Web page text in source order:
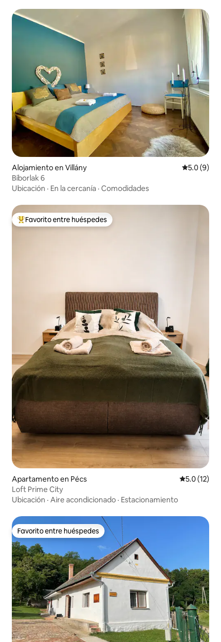
Alojamiento en Villány
5.0 (9)
Bíborlak 6
Ubicación · En la cercanía · Comodidades
Favorito entre huéspedes preferido
Favorito entre huéspedes
Apartamento en Pécs Calificación
5.0 (12)
Loft Prime City
Ubicación · Aire acondicionado · Estacionamiento
Favorito entre huéspedes
Favorito entre huéspedes